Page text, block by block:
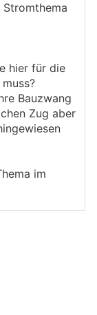
hier für die
Bauzwang
Zug aber
im